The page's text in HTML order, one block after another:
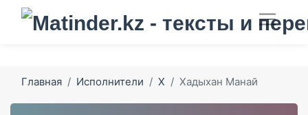
Главная Исполнители Х Хадыхан Манай